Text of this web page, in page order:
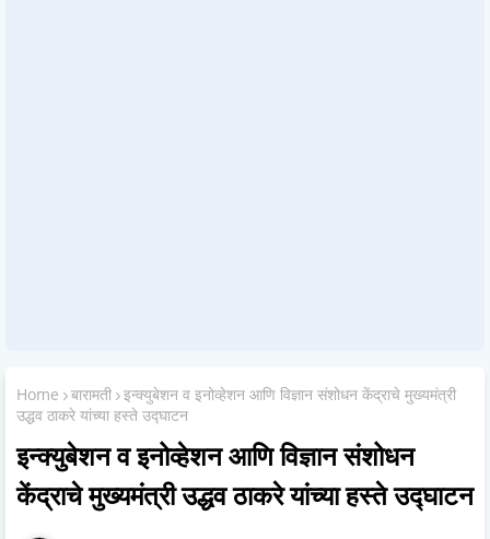
Home बारामती इन्क्युबेशन व इनोव्हेशन आणि विज्ञान संशोधन केंद्राचे मुख्यमंत्री
उद्धव ठाकरे यांच्या हस्ते उद्घाटन
इन्क्युबेशन व इनोव्हेशन आणि विज्ञान संशोधन
केंद्राचे मुख्यमंत्री उद्धव ठाकरे यांच्या हस्ते उद्घाटन